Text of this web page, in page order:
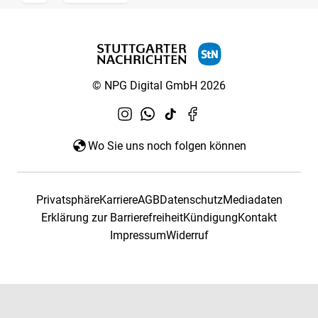
© NPG Digital GmbH 2026
Wo Sie uns noch folgen können
PrivatsphäreKarriereAGBDatenschutzMediadaten
Erklärung zur BarrierefreiheitKündigungKontakt
ImpressumWiderruf